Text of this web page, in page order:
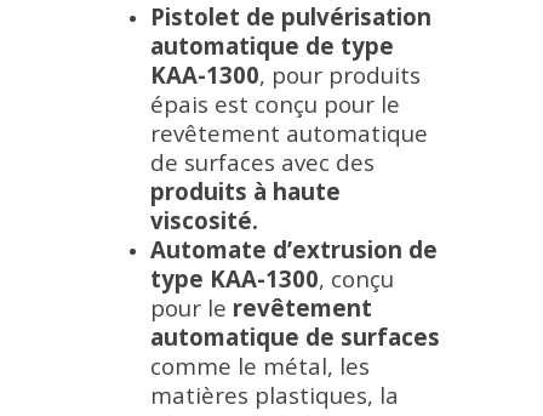
Pistolet de pulvérisation
automatique de type
KAA-1300, pour produits
épais est conçu pour le
revêtement automatique
de surfaces avec des
produits à haute
viscosité.
Automate d’extrusion de
type KAA-1300, conçu
pour le revêtement
automatique de surfaces
comme le métal, les
matières plastiques, la